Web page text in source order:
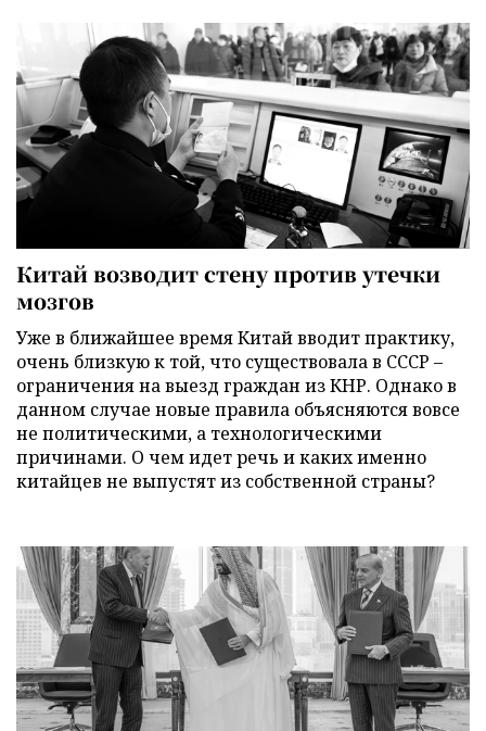
Китай возводит стену против утечки
мозгов
Уже в ближайшее время Китай вводит практику,
очень близкую к той, что существовала в СССР –
ограничения на выезд граждан из КНР. Однако в
данном случае новые правила объясняются вовсе
не политическими, а технологическими
причинами. О чем идет речь и каких именно
китайцев не выпустят из собственной страны?